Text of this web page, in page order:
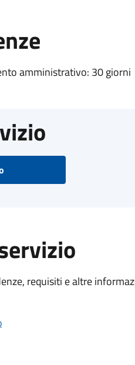
amministrativo: 30 giorni
requisiti e altre